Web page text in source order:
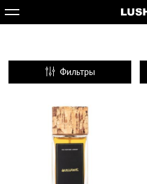
Фильтры